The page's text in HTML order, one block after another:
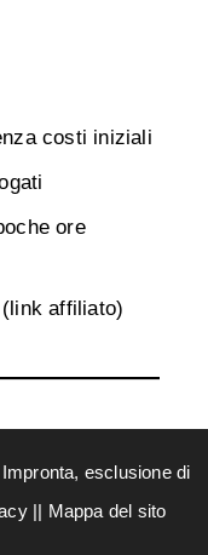
costi iniziali
ore
(link affiliato)
Impronta, esclusione di
|| Mappa del sito